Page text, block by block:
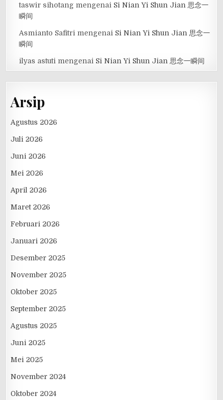
taswir sihotang mengenai Si Nian Yi Shun Jian 思念一
瞬间
Asmianto Safitri mengenai Si Nian Yi Shun Jian 思念一
瞬间
ilyas astuti mengenai Si Nian Yi Shun Jian 思念一瞬间
Arsip
Agustus 2026
Juli 2026
Juni 2026
Mei 2026
April 2026
Maret 2026
Februari 2026
Januari 2026
Desember 2025
November 2025
Oktober 2025
September 2025
Agustus 2025
Juni 2025
Mei 2025
November 2024
Oktober 2024